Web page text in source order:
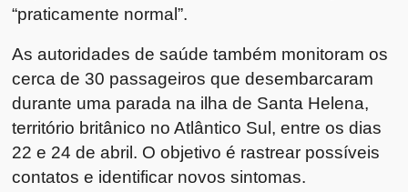
“praticamente normal”.
As autoridades de saúde também monitoram os
cerca de 30 passageiros que desembarcaram
durante uma parada na ilha de Santa Helena,
território britânico no Atlântico Sul, entre os dias
22 e 24 de abril. O objetivo é rastrear possíveis
contatos e identificar novos sintomas.